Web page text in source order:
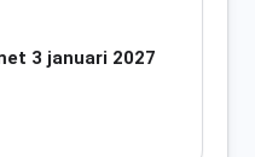
3 januari 2027